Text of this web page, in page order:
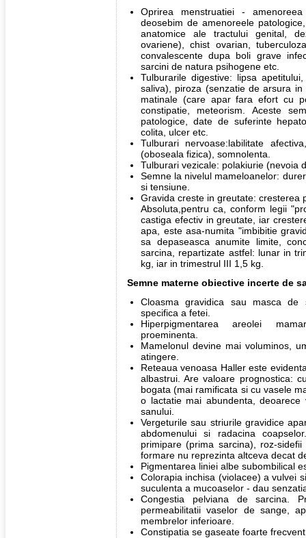
Oprirea menstruatiei -
deosebim de amenoreele
anatomice ale tractului genital,
ovariene), chist ovarian,
convalescente dupa boli grave
sarcini de natura psihogene etc.
Tulburarile digestive: lipsa
saliva), piroza (senzatie de arsura
matinale (care apar fara efort cu
constipatie, meteorism. Aceste
patologice, date de suferinte
colita, ulcer etc.
Tulburari nervoase:labilitate
(oboseala fizica), somnolenta.
Tulburari vezicale: polakiurie (nevoia
Semne la nivelul mameloanelor:
si tensiune.
Gravida creste in greutate: cresterea
Absoluta,pentru ca, conform legii
castiga efectiv in greutate, iar
apa, este asa-numita "imbibitie
sa depaseasca anumite limite,
sarcina, repartizate astfel: lunar in
kg, iar in trimestrul III 1,5 kg.
Semne materne obiective incerte de
Cloasma gravidica sau masca de
specifica a fetei.
Hiperpigmentarea areolei
proeminenta.
Mamelonul devine mai voluminos,
atingere.
Reteaua venoasa Haller este
albastrui. Are valoare prognostica:
bogata (mai ramificata si cu vasele
o lactatie mai abundenta,
sanului.
Vergeturile sau striurile gravidice
abdomenului si radacina
primipare (prima sarcina), roz-
formare nu reprezinta altceva decat
Pigmentarea liniei albe subombilical
Colorapia inchisa (violacee) a vulvei
suculenta a mucoaselor - dau
Congestia pelviana de sarcina.
permeabilitatii vaselor de sange,
membrelor inferioare.
Constipatia se gaseate foarte